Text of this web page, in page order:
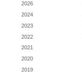
2026
2024
2023
2022
2021
2020
2019